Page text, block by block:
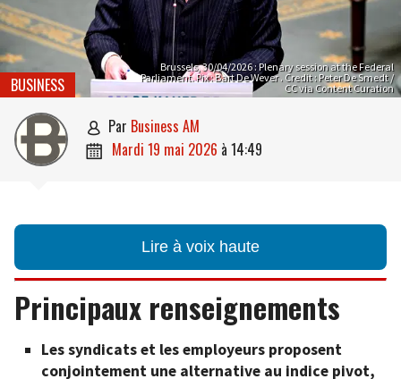
Brussels, 30/04/2026 : Plenary session at the Federal
Parliament. Pix : Bart De Wever . Credit : Peter De Smedt /
CC via Content Curation
BUSINESS
 par Business AM
 mardi 19 mai 2026 à 14:49
Lire à voix haute
Principaux renseignements
Les syndicats et les employeurs proposent
conjointement une alternative au indice pivot,